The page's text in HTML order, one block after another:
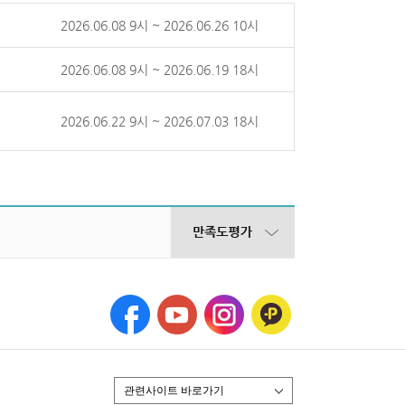
2026.06.08 9시 ~ 2026.06.26 10시
2026.06.08 9시 ~ 2026.06.19 18시
2026.06.22 9시 ~ 2026.07.03 18시